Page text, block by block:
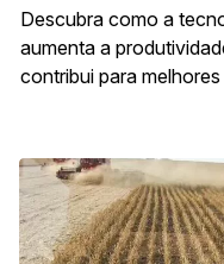
Descubra como a
aumenta a
contribui para